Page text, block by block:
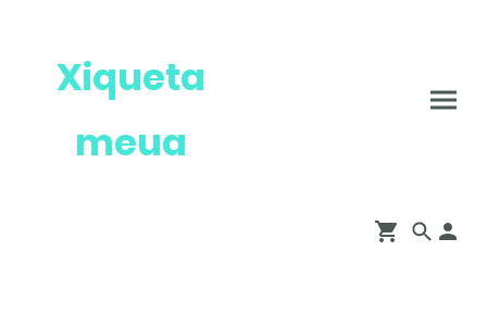
Xiqueta
meua